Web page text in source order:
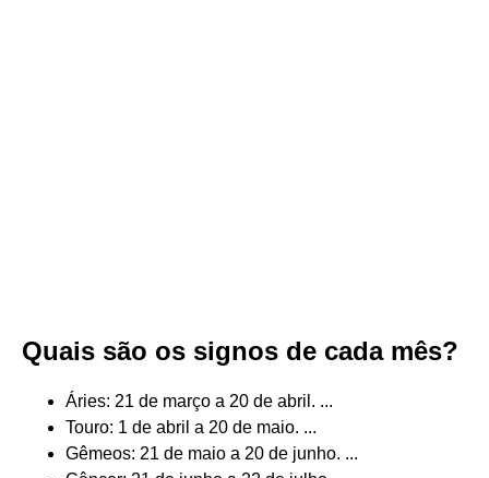
Quais são os signos de cada mês?
Áries: 21 de março a 20 de abril. ...
Touro: 1 de abril a 20 de maio. ...
Gêmeos: 21 de maio a 20 de junho. ...